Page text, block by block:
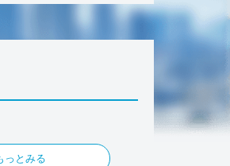
っとみる